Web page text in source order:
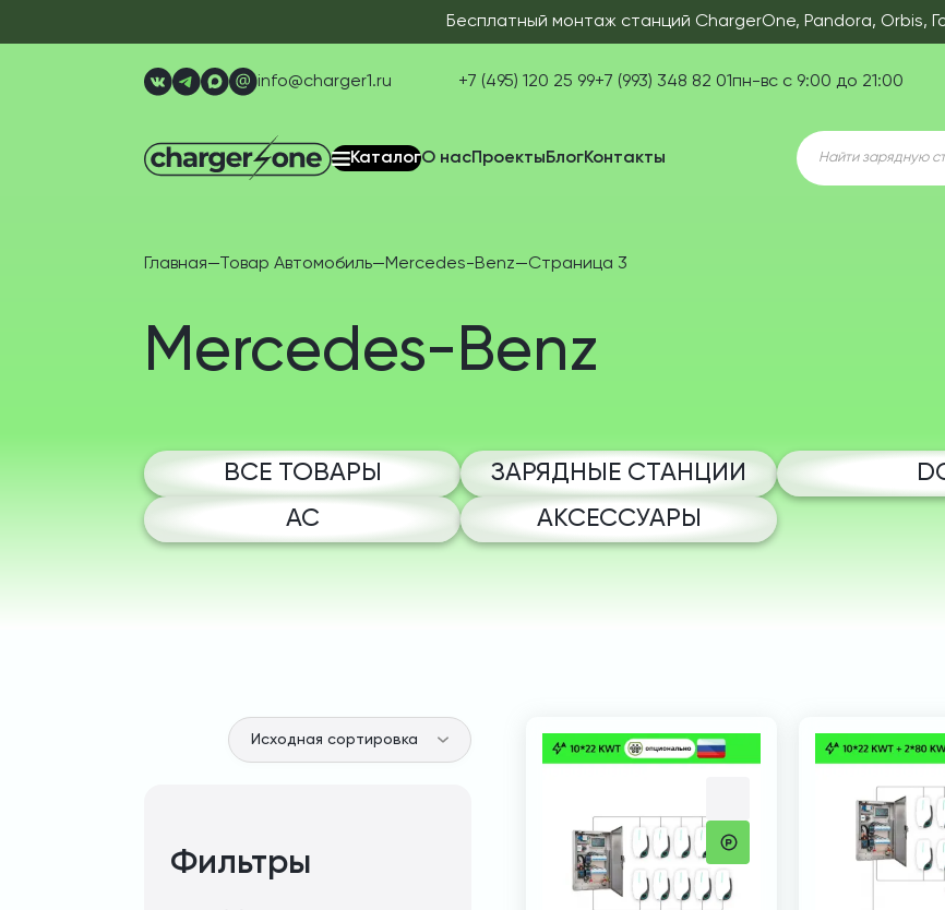
Бесплатный монтаж станций ChargerOne, Pandora, Orbis,
info@charger1.ru +7 (495) 120 25 99+7 (993) 348 82 01пн-вс с 9:00 до 21:00
КаталогО насПроектыБлогКонтакты
Поиск
товаров
Главная— Товар Автомобиль—Mercedes-Benz—Страница 3
Mercedes-Benz
ВСЕ ТОВАРЫ ЗАРЯДНЫЕ СТАНЦИИ
AC
АКСЕССУАРЫ
Фильтры